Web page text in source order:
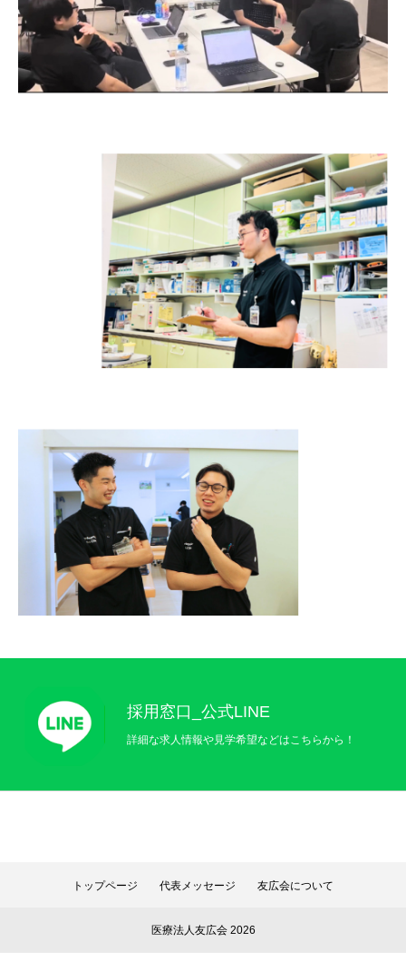
代表メッセージ
友広会について
代表メッセージ 友広会について
採用窓口_公式LINE
詳細な求人情報や見学希望などはこちらから！
トップページ 代表メッセージ 友広会について
医療法人友広会 2026